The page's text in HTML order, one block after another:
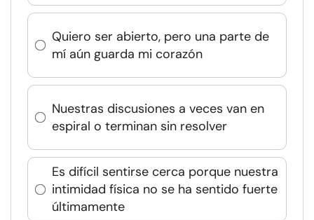
Quiero ser abierto, pero una parte de
mí aún guarda mi corazón
Nuestras discusiones a veces van en
espiral o terminan sin resolver
Es difícil sentirse cerca porque nuestra
intimidad física no se ha sentido fuerte
últimamente